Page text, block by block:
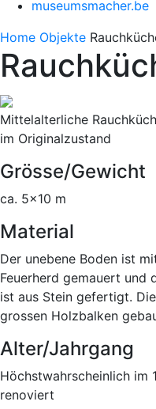
museumsmacher.be
Home Objekte
Mittelalterliche
im Originalzustand
Grösse/Gewicht
ca. 5x10 m
Material
Der unebene Boden ist
Feuerherd gemauert und
ist aus Stein gefertigt.
grossen Holzbalken
Alter/Jahrgang
Höchstwahrscheinlich im
renoviert